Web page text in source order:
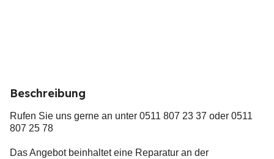
Beschreibung
Rufen Sie uns gerne an unter 0511 807 23 37 oder 0511
807 25 78
Das Angebot beinhaltet eine Reparatur an der